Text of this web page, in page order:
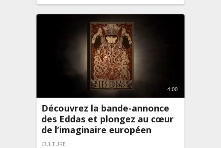
4:00
Découvrez la bande-annonce
des Eddas et plongez au cœur
de l’imaginaire européen
CULTURE